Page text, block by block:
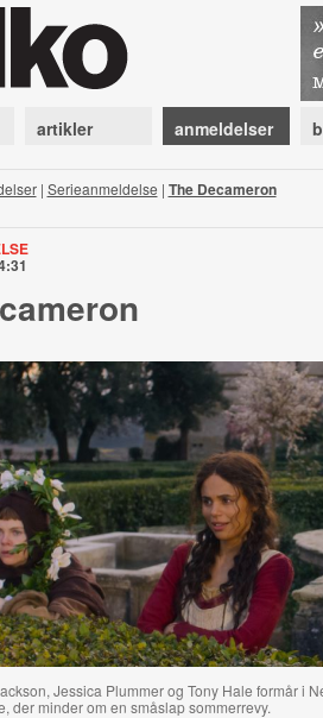
artikler anmeldelser
| Serieanmeldelse | The Decameron
Jessica Plummer og Tony Hale formår i
der minder om en småslap sommerrevy.